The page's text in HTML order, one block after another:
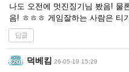
나도 오전에 멋진징기님 봤음! 물
음! ㅎㅎㅎ 게임잘하는 사람은 티
답글
덕베킴 26-05-19 15:29